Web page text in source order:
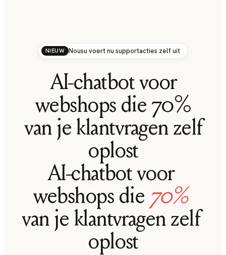
NIEUW Nousu voert nu supportacties zelf uit
AI-chatbot voor
webshops die 70%
van je klantvragen zelf
oplost
AI-chatbot voor
webshops die 70%
van je klantvragen zelf
oplost